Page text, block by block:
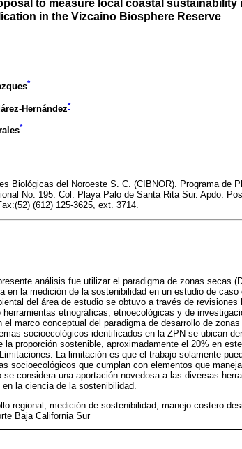
to measure local coastal sustainability
in the Vizcaino Biosphere Reserve
*
Hernández*
*
Biológicas del Noroeste S. C. (CIBNOR). Programa de
No. 195. Col. Playa Palo de Santa Rita Sur. Apdo.
(612) 125-3625, ext. 3714.
análisis fue utilizar el paradigma de zonas secas
en la medición de la sostenibilidad en un estudio de
del área de estudio se obtuvo a través de
etnográficas, etnoecológicas y de
el marco conceptual del paradigma de desarrollo de
socioecológicos identificados en la ZPN se ubican
la proporción sostenible, aproximadamente el 20% en
La limitación es que el trabajo solamente
socioecológicos que cumplan con elementos que
considera una aportación novedosa a las diversas
la ciencia de la sostenibilidad.
regional; medición de sostenibilidad; manejo costero
Baja California Sur